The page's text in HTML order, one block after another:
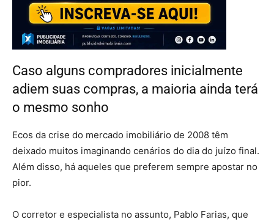
Caso alguns compradores inicialmente
adiem suas compras, a maioria ainda terá
o mesmo sonho
Ecos da crise do mercado imobiliário de 2008 têm
deixado muitos imaginando cenários do dia do juízo final.
Além disso, há aqueles que preferem sempre apostar no
pior.
O corretor e especialista no assunto, Pablo Farias, que